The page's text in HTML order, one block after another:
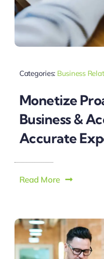
Categories: Business
Monetize
Business &
Accurate
Read More